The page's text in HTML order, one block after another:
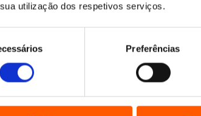
utilização dos respetivos serviços.
Preferências